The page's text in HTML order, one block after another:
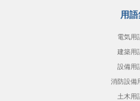
用
電気用
建築用
設備用
消防設備
土木用